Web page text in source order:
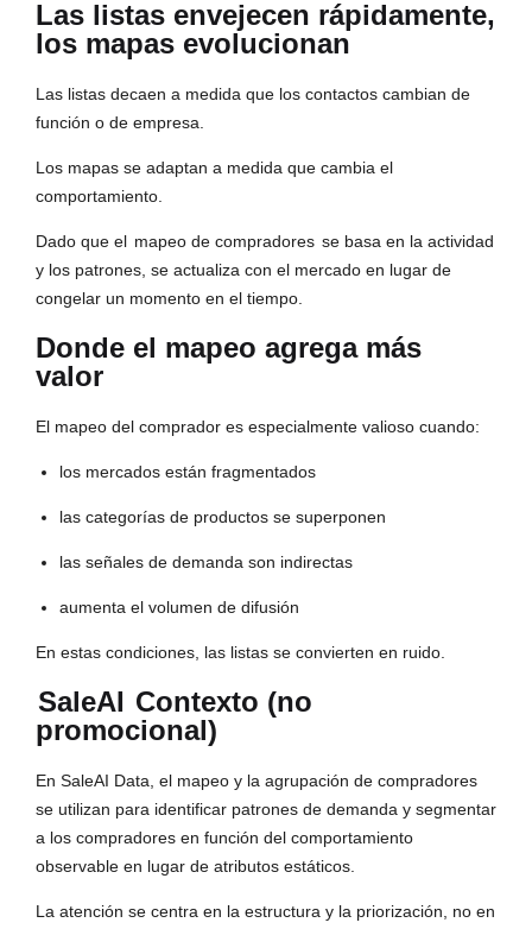
Las listas envejecen rápidamente,
los mapas evolucionan
Las listas decaen a medida que los contactos cambian de
función o de empresa.
Los mapas se adaptan a medida que cambia el
comportamiento.
Dado que el mapeo de compradores se basa en la actividad
y los patrones, se actualiza con el mercado en lugar de
congelar un momento en el tiempo.
Donde el mapeo agrega más
valor
El mapeo del comprador es especialmente valioso cuando:
los mercados están fragmentados
las categorías de productos se superponen
las señales de demanda son indirectas
aumenta el volumen de difusión
En estas condiciones, las listas se convierten en ruido.
SaleAI Contexto (no
promocional)
En SaleAI Data, el mapeo y la agrupación de compradores
se utilizan para identificar patrones de demanda y segmentar
a los compradores en función del comportamiento
observable en lugar de atributos estáticos.
La atención se centra en la estructura y la priorización, no en